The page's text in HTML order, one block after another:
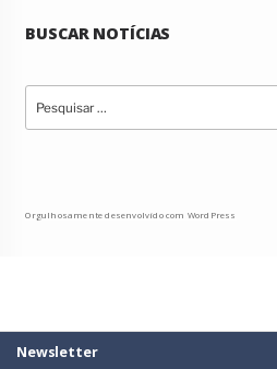
BUSCAR NOTÍCIAS
por:
Orgulhosamente desenvolvido com WordPress
Newsletter